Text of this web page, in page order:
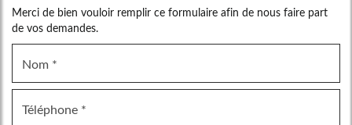
Merci de bien vouloir remplir ce formulaire afin de nous faire part
de vos demandes.